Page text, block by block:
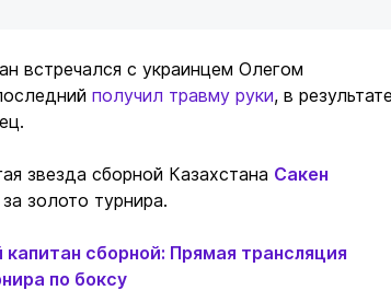
встречался с украинцем Олегом
получил травму руки, в
звезда сборной Казахстана Сакен
золото турнира.
сборной: Прямая трансляция
по боксу